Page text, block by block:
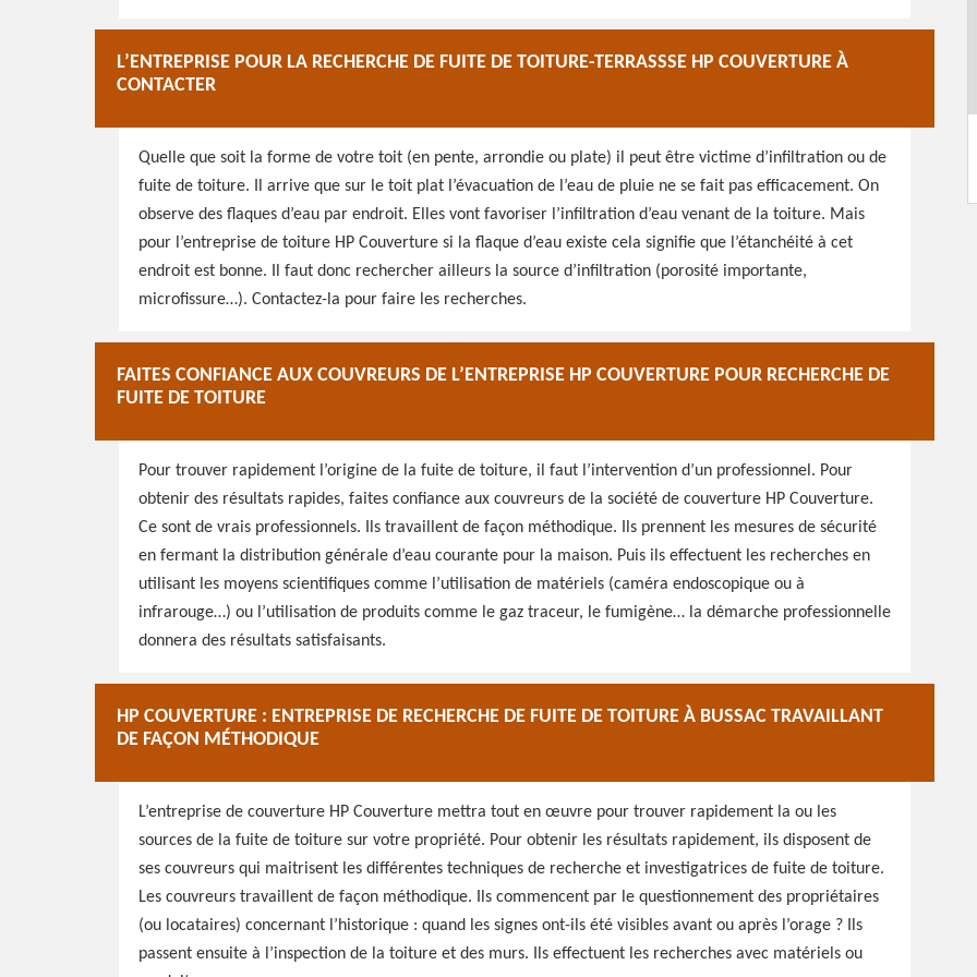
L’ENTREPRISE POUR LA RECHERCHE DE FUITE DE TOITURE-TERRASSSE HP COUVERTURE À
CONTACTER
Quelle que soit la forme de votre toit (en pente, arrondie ou plate) il peut être victime d’infiltration ou de
fuite de toiture. Il arrive que sur le toit plat l’évacuation de l’eau de pluie ne se fait pas efficacement. On
observe des flaques d’eau par endroit. Elles vont favoriser l’infiltration d’eau venant de la toiture. Mais
pour l’entreprise de toiture HP Couverture si la flaque d’eau existe cela signifie que l’étanchéité à cet
endroit est bonne. Il faut donc rechercher ailleurs la source d’infiltration (porosité importante,
microfissure…). Contactez-la pour faire les recherches.
FAITES CONFIANCE AUX COUVREURS DE L’ENTREPRISE HP COUVERTURE POUR RECHERCHE DE
FUITE DE TOITURE
Pour trouver rapidement l’origine de la fuite de toiture, il faut l’intervention d’un professionnel. Pour
obtenir des résultats rapides, faites confiance aux couvreurs de la société de couverture HP Couverture.
Ce sont de vrais professionnels. Ils travaillent de façon méthodique. Ils prennent les mesures de sécurité
en fermant la distribution générale d’eau courante pour la maison. Puis ils effectuent les recherches en
utilisant les moyens scientifiques comme l’utilisation de matériels (caméra endoscopique ou à
infrarouge…) ou l’utilisation de produits comme le gaz traceur, le fumigène… la démarche professionnelle
donnera des résultats satisfaisants.
HP COUVERTURE : ENTREPRISE DE RECHERCHE DE FUITE DE TOITURE À BUSSAC TRAVAILLANT
DE FAÇON MÉTHODIQUE
L’entreprise de couverture HP Couverture mettra tout en œuvre pour trouver rapidement la ou les
sources de la fuite de toiture sur votre propriété. Pour obtenir les résultats rapidement, ils disposent de
ses couvreurs qui maitrisent les différentes techniques de recherche et investigatrices de fuite de toiture.
Les couvreurs travaillent de façon méthodique. Ils commencent par le questionnement des propriétaires
(ou locataires) concernant l’historique : quand les signes ont-ils été visibles avant ou après l’orage ? Ils
passent ensuite à l’inspection de la toiture et des murs. Ils effectuent les recherches avec matériels ou